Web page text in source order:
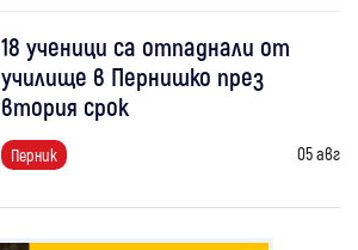
18 ученици са отпаднали от
училище в Пернишко през
втория срок
Перник 05 авг